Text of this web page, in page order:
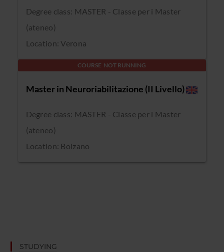
Degree class: MASTER - Classe per i Master
(ateneo)
Location: Verona
COURSE NOT RUNNING
Master in Neuroriabilitazione (II Livello)
Degree class: MASTER - Classe per i Master
(ateneo)
Location: Bolzano
STUDYING